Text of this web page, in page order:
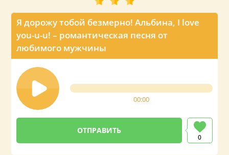
Я дорожу тобой безмерно! Альбина, I love
you-u-u! – романтическая песня от
любимого мужчины
00:00
0